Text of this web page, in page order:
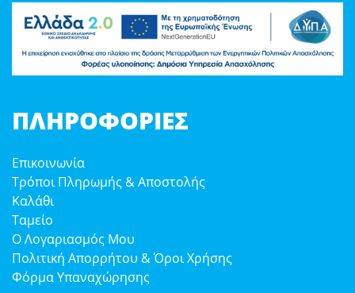
ΠΛΗΡΟΦΟΡΊΕΣ
Επικοινωνία
Τρόποι Πληρωμής & Αποστολής
Καλάθι
Ταμείο
Ο Λογαριασμός Μου
Πολιτική Απορρήτου & Όροι Χρήσης
Φόρμα Υπαναχώρησης